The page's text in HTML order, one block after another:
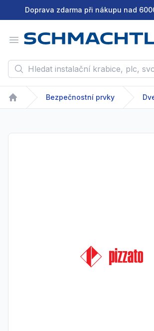
Doprava zdarma při nákupu nad
Open menu
Hledat instalační krabice, plc, svorky...
Home
Bezpečnostní prvky